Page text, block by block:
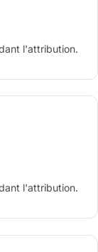
l'attribution.
l'attribution.